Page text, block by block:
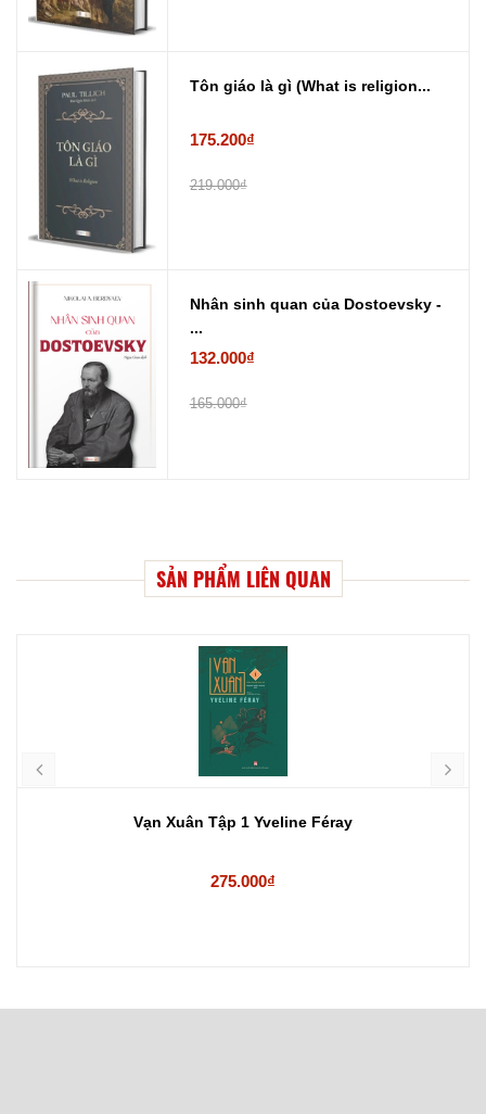
Tôn giáo là gì (What is religion...
175.200₫
219.000₫
Nhân sinh quan của Dostoevsky -
...
132.000₫
165.000₫
SẢN PHẨM LIÊN QUAN
Vạn Xuân Tập 1 Yveline Féray
275.000₫